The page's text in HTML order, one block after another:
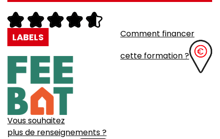
LABELS
Comment financer
cette formation ?
Vous souhaitez
plus de renseignements ?